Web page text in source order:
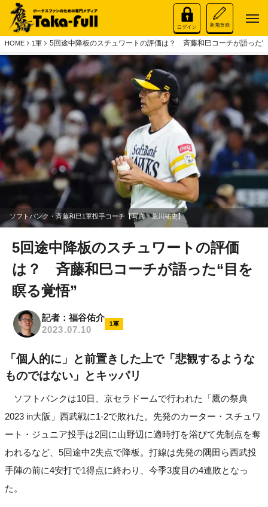
HOME 1軍 5回途中降板のスチュワートの評価は？ 斉藤和巳コーチが語った“
ソフトバンク・斉藤和巳1軍投手コーチ【写真：荒川祐史】
5回途中降板のスチュワートの評価
は？ 斉藤和巳コーチが語った“目を
瞑る覚悟”
記者：福谷佑介
2023.07.10
1軍
「個人的に」と前置きした上で「悲観するような
ものではない」とキッパリ
ソフトバンクは10日、京セラドームで行われた「鷹の祭典
2023 in大阪」西武戦に1-2で敗れた。先発のカーター・スチュワ
ート・ジュニア投手は2回に山野辺に適時打を浴びて先制点を奪
われるなど、5回途中2失点で降板。打線は先発の隅田ら西武投
手陣の前に4安打で1得点に終わり、今季3度目の4連敗となっ
た。